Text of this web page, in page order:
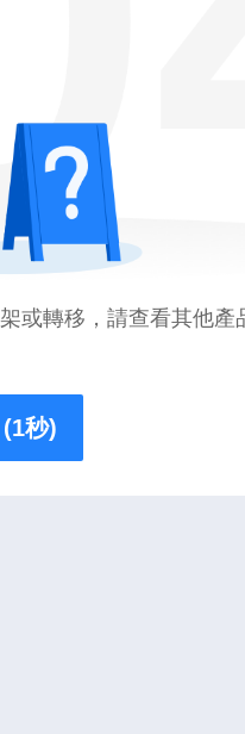
或轉移，請查看其他產
秒)